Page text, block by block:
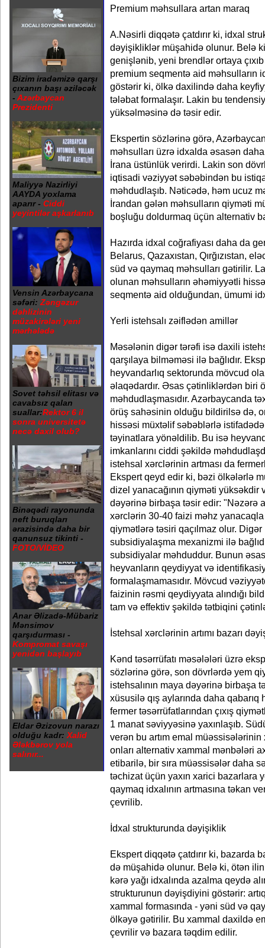
Bizim iradəmizə qarşı
çıxanın başı əziləcək
- Azərbaycan
Prezidenti
Maliyyə Nazirliyi
AAYDA yoxlama
aparır - Ciddi
yeyintilər aşkarlanıb
Vensin Azərbaycana
səfəri: Zəngəzur
dəhlizinin
müzakirələri yeni
mərhələdə
Sovet təhsil elitası və
cavabsız qalan
suallar:Rektor 6 il
sonra universitetə
necə daxil olub?
Binəqədi rayonunda
neft buruqları
ərazisində daha bir
qanunsuz tikinti -
FOTO/VİDEO
Anar Əlizadə-Mübariz
Mənsimov
qarşıdurması -
Kompromat savaşı
yenidən başlayıb
Eldar Əzizovun narazı
olduğu kadr: Xalid
Ələkbərov yola
salınır...
Premium məhsullara artan maraq
A.Nəsirli diqqətə çatdırır ki, idxal
dəyişikliklər müşahidə olunur. Belə
genişlənib, yeni brendlər ortaya
premium seqmentə aid məhsulların
göstərir ki, ölkə daxilində daha
tələbat formalaşır. Lakin bu
yüksəlməsinə də təsir edir.
Ekspertin sözlərinə görə,
məhsulları üzrə idxalda əsasən
İrana üstünlük verirdi. Lakin son
iqtisadi vəziyyət səbəbindən bu
məhdudlaşıb. Nəticədə, həm ucuz
İrandan gələn məhsulların qiyməti
boşluğu doldurmaq üçün alternativ
Hazırda idxal coğrafiyası daha da
Belarus, Qazaxıstan, Qırğızıstan,
süd və qaymaq məhsulları gətirilir.
olunan məhsulların əhəmiyyətli
seqmentə aid olduğundan, ümumi
Yerli istehsalı zəiflədən amillər
Məsələnin digər tərəfi isə daxili
qarşılaya bilməməsi ilə bağlıdır.
heyvandarlıq sektorunda mövcud
əlaqədardır. Əsas çətinliklərdən biri
məhdudlaşmasıdır. Azərbaycanda
örüş sahəsinin olduğu bildirilsə də,
hissəsi müxtəlif səbəblərlə
təyinatlara yönəldilib. Bu isə
imkanlarını ciddi şəkildə
istehsal xərclərinin artması da
Ekspert qeyd edir ki, bəzi ölkələrlə
dizel yanacağının qiyməti yüksəkdir
dəyərinə birbaşa təsir edir: "Nəzərə
xərclərin 30-40 faizi məhz yanacaqla
qiymətlərə təsiri qaçılmaz olur.
subsidiyalaşma mexanizmi ilə
subsidiyalar məhduddur. Bunun
heyvanların qeydiyyat və
formalaşmamasıdır. Mövcud
faizinin rəsmi qeydiyyata alındığı
tam və effektiv şəkildə tətbiqini
İstehsal xərclərinin artımı bazarı
Kənd təsərrüfatı məsələləri üzrə
sözlərinə görə, son dövrlərdə yem
istehsalının maya dəyərinə birbaşa
xüsusilə qış aylarında daha
fermer təsərrüfatlarından çıxış
1 manat səviyyəsinə yaxınlaşıb.
verən bu artım emal
onları alternativ xammal mənbələri
etibarilə, bir sıra müəssisələr daha
təchizat üçün yaxın xarici bazarlara
qaymaq idxalının artmasına təkan
çevrilib.
İdxal strukturunda dəyişiklik
Ekspert diqqətə çatdırır ki, bazarda
də müşahidə olunur. Belə ki, ötən
kərə yağı idxalında azalma qeydə
strukturunun dəyişdiyini göstərir:
xammal formasında - yəni süd və
ölkəyə gətirilir. Bu xammal daxildə
çevrilir və bazara təqdim edilir.